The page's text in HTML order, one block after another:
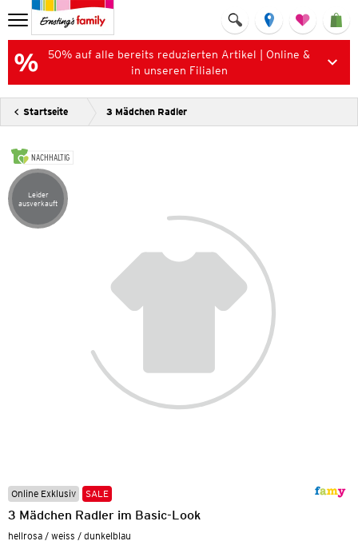
50% auf alle bereits reduzierten Artikel | Online &
in unseren Filialen
Startseite 3 Mädchen Radler
NACHHALTIG
Artikel leider ausverkauft
Leider
ausverkauft
Online Exklusiv SALE
3 Mädchen Radler im Basic-Look
hellrosa / weiss / dunkelblau